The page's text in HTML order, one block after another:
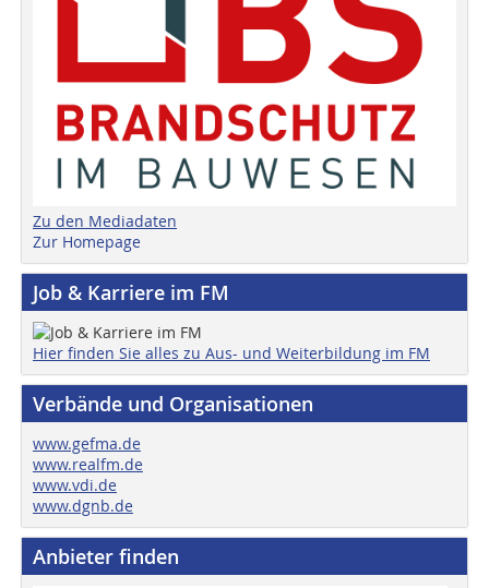
Zu den Mediadaten
Zur Homepage
Job & Karriere im FM
Hier finden Sie alles zu Aus- und Weiterbildung im FM
Verbände und Organisationen
www.gefma.de
www.realfm.de
www.vdi.de
www.dgnb.de
Anbieter finden